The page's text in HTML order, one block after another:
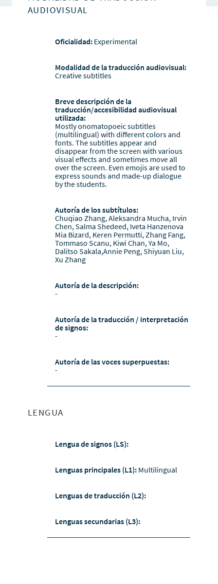
AUDIOVISUAL
Oficialidad:Experimental
Modalidad de la traducción audiovisual:
Creative subtitles
Breve descripción de la
traducción/accesibilidad audiovisual
utilizada:
Mostly onomatopoeic subtitles
(multilingual) with different colors and
fonts. The subtitles appear and
disappear from the screen with various
visual effects and sometimes move all
over the screen. Even emojis are used to
express sounds and made-up dialogue
by the students.
Autoría de los subtítulos:
Chuqiao Zhang, Aleksandra Mucha, Irvin
Chen, Salma Shedeed, Iveta Hanzenova
Mia Bizard, Keren Permutti, Zhang Fang,
Tommaso Scanu, Kiwi Chan, Ya Mo,
Dalitso Sakala,Annie Peng, Shiyuan Liu,
Xu Zhang
Autoría de la descripción:
-
Autoría de la traducción / interpretación
de signos:
-
Autoría de las voces superpuestas:
-
LENGUA
Lengua de signos (LS):
Lenguas principales (L1): Multilingual
Lenguas de traducción (L2):
Lenguas secundarias (L3):